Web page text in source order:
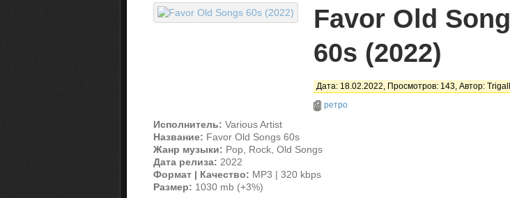
Favor Old
60s (2022)
Дата: 18.02.2022, Просмотров: 143, Автор: Trigall
ретро
Исполнитель: Various Artist
Название: Favor Old Songs 60s
Жанр музыки: Pop, Rock, Old Songs
Дата релиза: 2022
Формат | Качество: MP3 | 320 kbps
Размер: 1030 mb (+3%)